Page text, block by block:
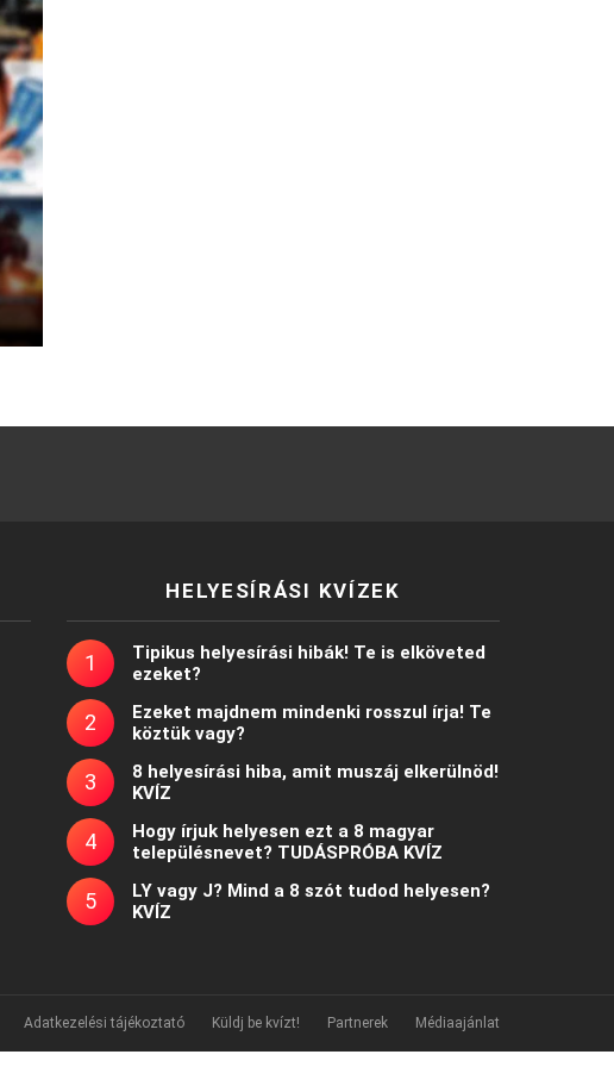
HELYESÍRÁSI KVÍZEK
Tipikus helyesírási hibák! Te is elköveted
ezeket?
Ezeket majdnem mindenki rosszul írja! Te
köztük vagy?
8 helyesírási hiba, amit muszáj elkerülnöd!
KVÍZ
Hogy írjuk helyesen ezt a 8 magyar
településnevet? TUDÁSPRÓBA KVÍZ
LY vagy J? Mind a 8 szót tudod helyesen?
KVÍZ
Adatkezelési tájékoztató Küldj be kvízt! Partnerek Médiaajánlat